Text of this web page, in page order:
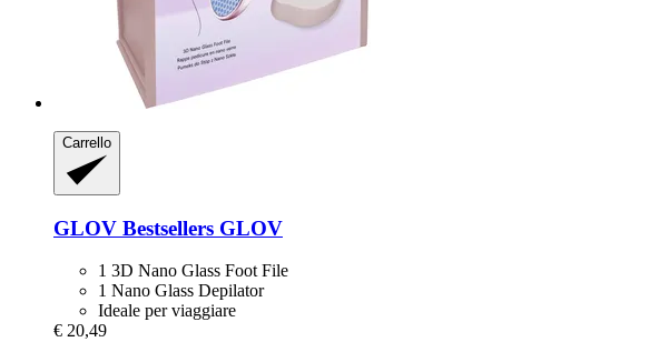
Carrello
GLOV Bestsellers GLOV
1 3D Nano Glass Foot File
1 Nano Glass Depilator
Ideale per viaggiare
€ 20,49